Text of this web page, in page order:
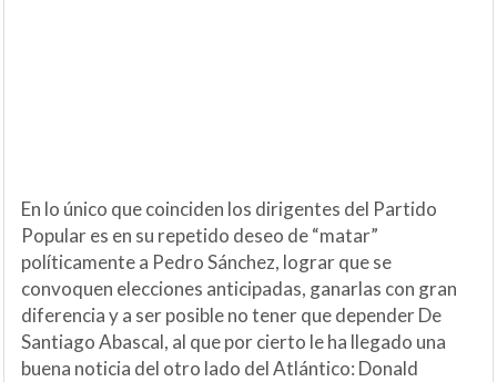
En lo único que coinciden los dirigentes del Partido
Popular es en su repetido deseo de “matar”
políticamente a Pedro Sánchez, lograr que se
convoquen elecciones anticipadas, ganarlas con gran
diferencia y a ser posible no tener que depender De
Santiago Abascal, al que por cierto le ha llegado una
buena noticia del otro lado del Atlántico: Donald